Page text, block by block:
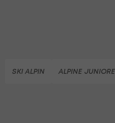
SKI ALPIN ALPINE